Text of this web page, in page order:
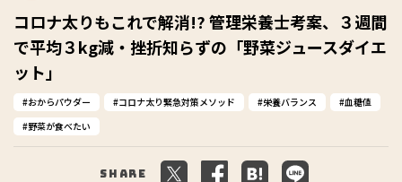
コロナ太りもこれで解消!? 管理栄養士考案、３週間
で平均３kg減・挫折知らずの「野菜ジュースダイエ
ット」
おからパウダー コロナ太り緊急対策メソッド 栄養バランス
血糖値
野菜が食べたい
Share